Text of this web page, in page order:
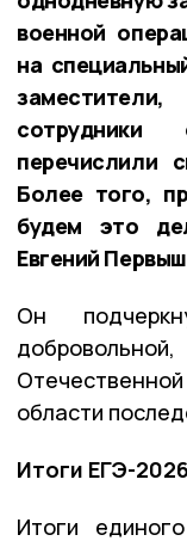
военной
на
сотрудники
перечислили
Более того,
будем это
Евгений
Он
области
Итоги ЕГЭ-2026
Итоги